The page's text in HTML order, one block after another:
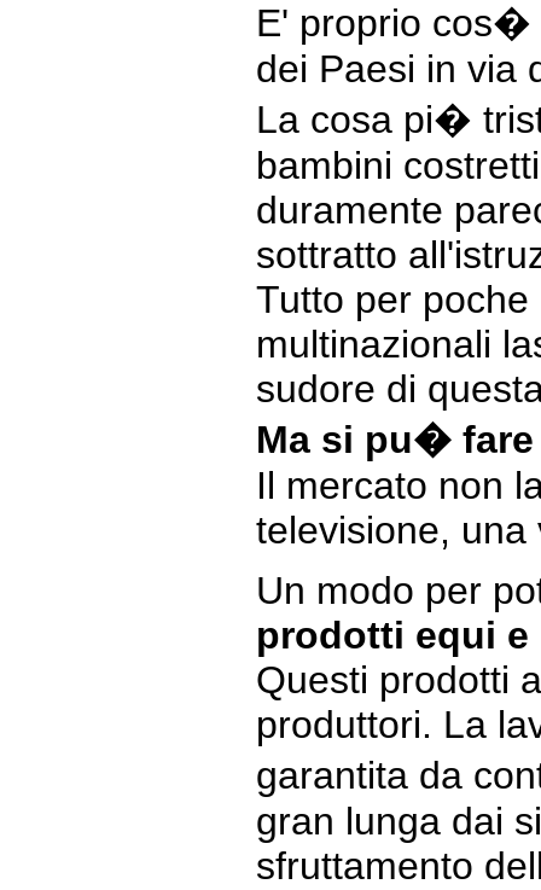
E' proprio cos�
dei Paesi in via
La cosa pi�
bambini
duramente
sottratto
Tutto per
multinazionali
sudore di
Ma si pu�
Il mercato non
televisione, una
Un modo per
prodotti equi
Questi prodotti
produttori. La
garantita da
gran lunga dai
sfruttamento